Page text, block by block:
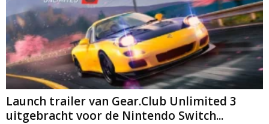
Launch trailer van Gear.Club Unlimited 3
uitgebracht voor de Nintendo Switch...